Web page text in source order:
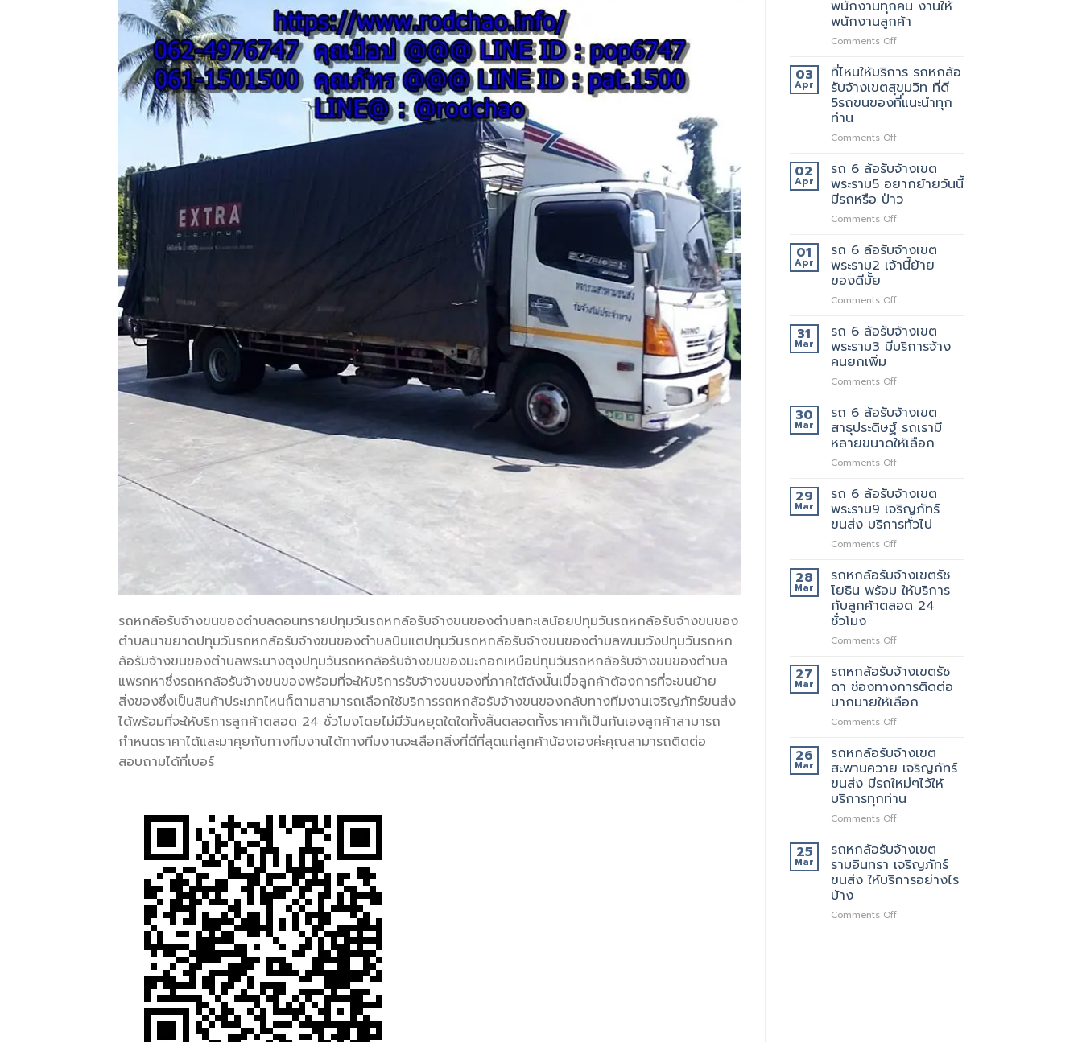
รถหกล้อรับจ้างขนของตำบลดอนทรายปทุมวันรถหกล้อรับจ้างขนของตำบลทะเลน้อยปทุมวันรถหกล้อรับจ้างขนของ
ตำบลนาขยาดปทุมวันรถหกล้อรับจ้างขนของตำบลปันแตปทุมวันรถหกล้อรับจ้างขนของตำบลพนมวังปทุมวันรถหก
ล้อรับจ้างขนของตำบลพระนางตุงปทุมวันรถหกล้อรับจ้างขนของมะกอกเหนือปทุมวันรถหกล้อรับจ้างขนของตำบล
แพรกหาซึ่งรถหกล้อรับจ้างขนของพร้อมที่จะให้บริการรับจ้างขนของที่ภาคใต้ดังนั้นเมื่อลูกค้าต้องการที่จะขนย้าย
สิ่งของซึ่งเป็นสินค้าประเภทไหนก็ตามสามารถเลือกใช้บริการรถหกล้อรับจ้างขนของกลับทางทีมงานเจริญภัทร์ขนส่ง
ได้พร้อมที่จะให้บริการลูกค้าตลอด 24 ชั่วโมงโดยไม่มีวันหยุดใดใดทั้งสิ้นตลอดทั้งราคาก็เป็นกันเองลูกค้าสามารถ
กำหนดราคาได้และมาคุยกับทางทีมงานได้ทางทีมงานจะเลือกสิ่งที่ดีที่สุดแก่ลูกค้าน้องเองค่ะคุณสามารถติดต่อ
สอบถามได้ที่เบอร์
บ้าง
เขต
เทพารักษ์
ประทับ
ใน
งาน
บริการ
ของ
แน่นอน
พนักงานทุกคน งานให้
พนักงานลูกค้า
Comments Offon
หก
ล้อ
รับจ้าง
เขต
เรา
เลือก
พนักงาน
ทุก
คน
งาน
พนักงาน
ลูกค้า
03
Apr
ที่ไหนให้บริการ รถหกล้อ
รับจ้างเขตสุขุมวิท ที่ดี
5รถขนของที่แนะนำทุก
ท่าน
Comments Offon
ให้
บริการ
รถ
หก
ล้อ
เขต
สุขุมวิท
ที่
5รถ
ของ
ที่
ท่าน
02
Apr
รถ 6 ล้อรับจ้างเขต
พระราม5 อยากย้ายวันนี้
มีรถหรือ ป่าว
Comments Offon
6
ล้อ
รับจ้าง
พระราม5
ย้าย
วัน
นี้
รถ
ป่าว
01
Apr
รถ 6 ล้อรับจ้างเขต
พระราม2 เจ้านี้ย้าย
ของดีมั้ย
Comments Offon
6
ล้อ
รับจ้าง
พระราม2
นี้
ย้าย
ของดี
มั้ย
31
Mar
รถ 6 ล้อรับจ้างเขต
พระราม3 มีบริการจ้าง
คนยกเพิ่ม
Comments Offon
6
ล้อ
รับจ้าง
เขต
พระราม3
บริการ
จ้าง
คน
ยก
เพิ่ม
30
Mar
รถ 6 ล้อรับจ้างเขต
สาธุประดิษฐ์ รถเรามี
หลายขนาดให้เลือก
Comments Offon
6
ล้อ
รับจ้าง
เขต
สาธุประดิษฐ์
เรา
มี
หลาย
ขนาด
เลือก
29
Mar
รถ 6 ล้อรับจ้างเขต
พระราม9 เจริญภัทร์
ขนส่ง บริการทั่วไป
Comments Offon
6
ล้อ
รับจ้าง
เขต
เจ
ภัทร์
ขนส่ง
บริการ
ทั่วไป
28
Mar
รถหกล้อรับจ้างเขตรัช
โยธิน พร้อม ให้บริการ
กับลูกค้าตลอด 24
ชั่วโมง
Comments Offon
หก
ล้อ
รับจ้าง
เขต
รัช
พร้อม
ให้
บริการ
กับ
ลูกค้า
ตลอด
ชั่วโมง
27
Mar
รถหกล้อรับจ้างเขตรัช
ดา ช่องทางการติดต่อ
มากมายให้เลือก
Comments Offon
หก
ล้อ
รับจ้าง
เขต
รัช
ดา
ทางการ
ติดต่อ
มากมาย
ให้
26
Mar
รถหกล้อรับจ้างเขต
สะพานควาย เจริญภัทร์
ขนส่ง มีรถใหม่ๆไว้ให้
บริการทุกท่าน
Comments Offon
หก
ล้อ
รับจ้าง
เขต
เจ
25
Mar
รถหกล้อรับจ้างเขต
รามอินทรา เจริญภัทร์
ขนส่ง ให้บริการอย่างไร
บ้าง
Comments Offon